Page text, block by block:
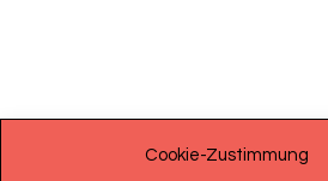
Cookie-Zustimmung